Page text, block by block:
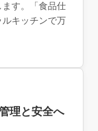
ます。「食品仕
キッチンで万
理と安全へ